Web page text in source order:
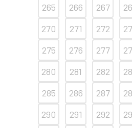
265
266 267
270
271 272
275
276 277
280
281 282
285
286 287
290
291 292